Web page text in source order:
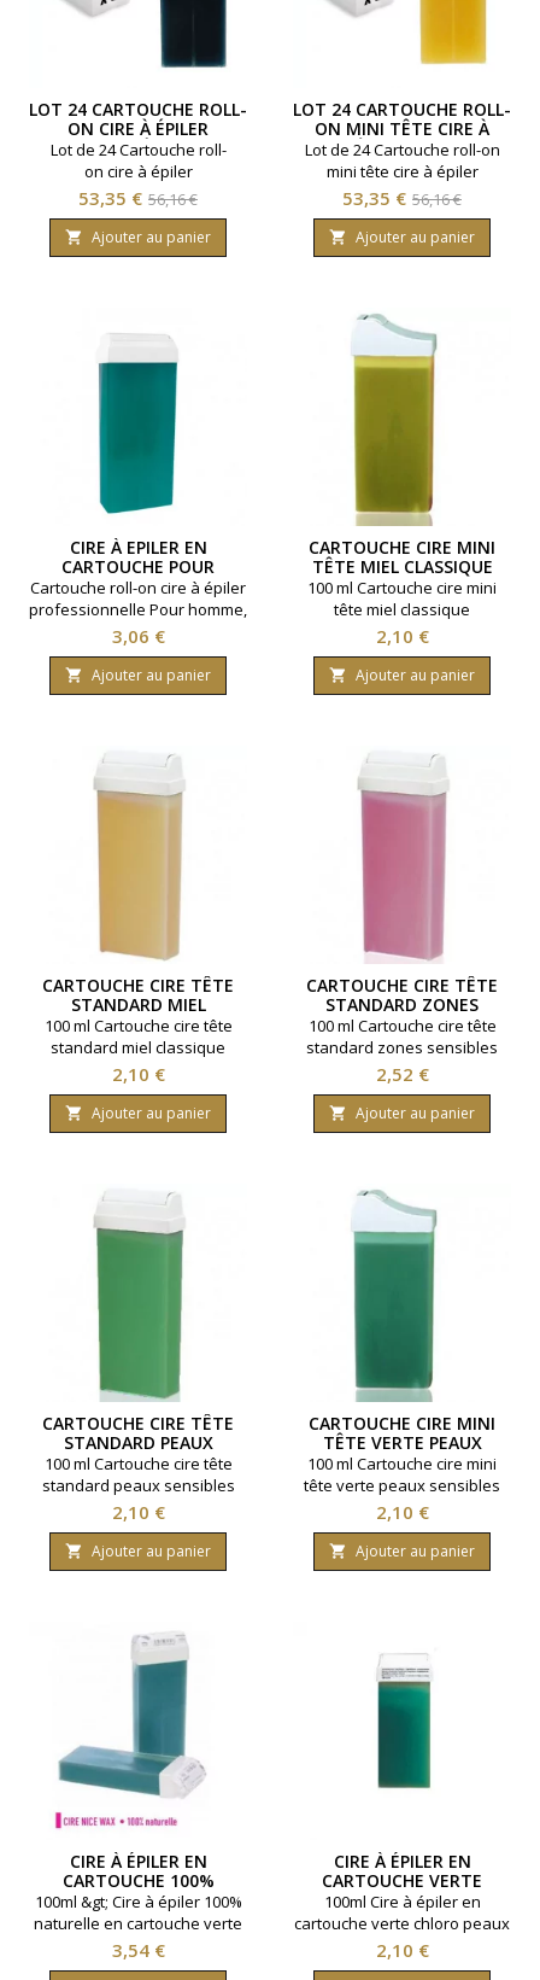
LOT 24 CARTOUCHE ROLL-
ON CIRE À ÉPILER
AZULÈNE
Lot de 24 Cartouche roll-
on cire à épiler
professionnelle Azulène.
Contenance 100ml. Pour
peaux sensibles.
Prix
53,35 € Prix
de
base
56,16 €
 Ajouter au panier
LOT 24 CARTOUCHE ROLL-
ON MINI TÊTE CIRE À
ÉPILER MIEL
Lot de 24 Cartouche roll-on
mini tête cire à épiler
professionnelle miel.
Contenance 100ml. Tous
types de peaux.
Prix
53,35 € Prix
de
base
56,16 €
 Ajouter au panier
CIRE À EPILER EN
CARTOUCHE POUR
HOMME 100ML
Cartouche roll-on cire à épiler
professionnelle Pour homme,
spécial poils épais et drus.
Contenance 100ml. Tous
types de peaux.
Prix
3,06 €
 Ajouter au panier
CARTOUCHE CIRE MINI
TÊTE MIEL CLASSIQUE
100 ml Cartouche cire mini
tête miel classique
Prix
2,10 €
 Ajouter au panier
CARTOUCHE CIRE TÊTE
STANDARD MIEL
CLASSIQUE
100 ml Cartouche cire tête
standard miel classique
Prix
2,10 €
 Ajouter au panier
CARTOUCHE CIRE TÊTE
STANDARD ZONES
SENSIBLES
100 ml Cartouche cire tête
standard zones sensibles
Prix
2,52 €
 Ajouter au panier
CARTOUCHE CIRE TÊTE
STANDARD PEAUX
SENSIBLES
100 ml Cartouche cire tête
standard peaux sensibles
Prix
2,10 €
 Ajouter au panier
CARTOUCHE CIRE MINI
TÊTE VERTE PEAUX
SENSIBLES
100 ml Cartouche cire mini
tête verte peaux sensibles
Prix
2,10 €
 Ajouter au panier
CIRE À ÉPILER EN
CARTOUCHE 100%
NATURELLE VERTE PEAUX
SENSIBLES POILS
100ml &gt; Cire à épiler 100%
naturelle en cartouche verte
pour peaux sensibles et poils
difficilles. Cartouche tête
Prix
3,54 €
CIRE À ÉPILER EN
CARTOUCHE VERTE
CHLORO PEAUX SENSIBLES
100ml Cire à épiler en
cartouche verte chloro peaux
sensibles. Cartouche tête
large standard
Prix
2,10 €